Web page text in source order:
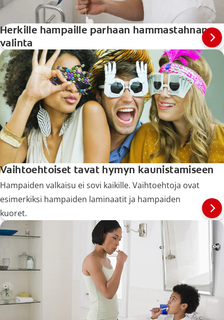
Herkille hampaille parhaan hammastahnan
valinta
Vaihtoehtoiset tavat hymyn kaunistamiseen
Hampaiden valkaisu ei sovi kaikille. Vaihtoehtoja ovat
esimerkiksi hampaiden laminaatit ja hampaiden
kuoret.